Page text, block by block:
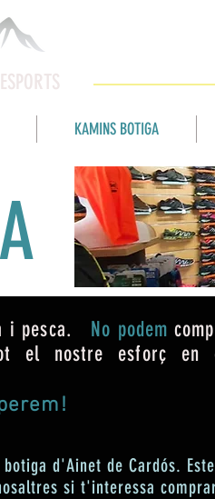
KAMINS BOTIGA
d'Ainet de Cardós.
si t'interessa
i pesca. No podem
el nostre esforç en